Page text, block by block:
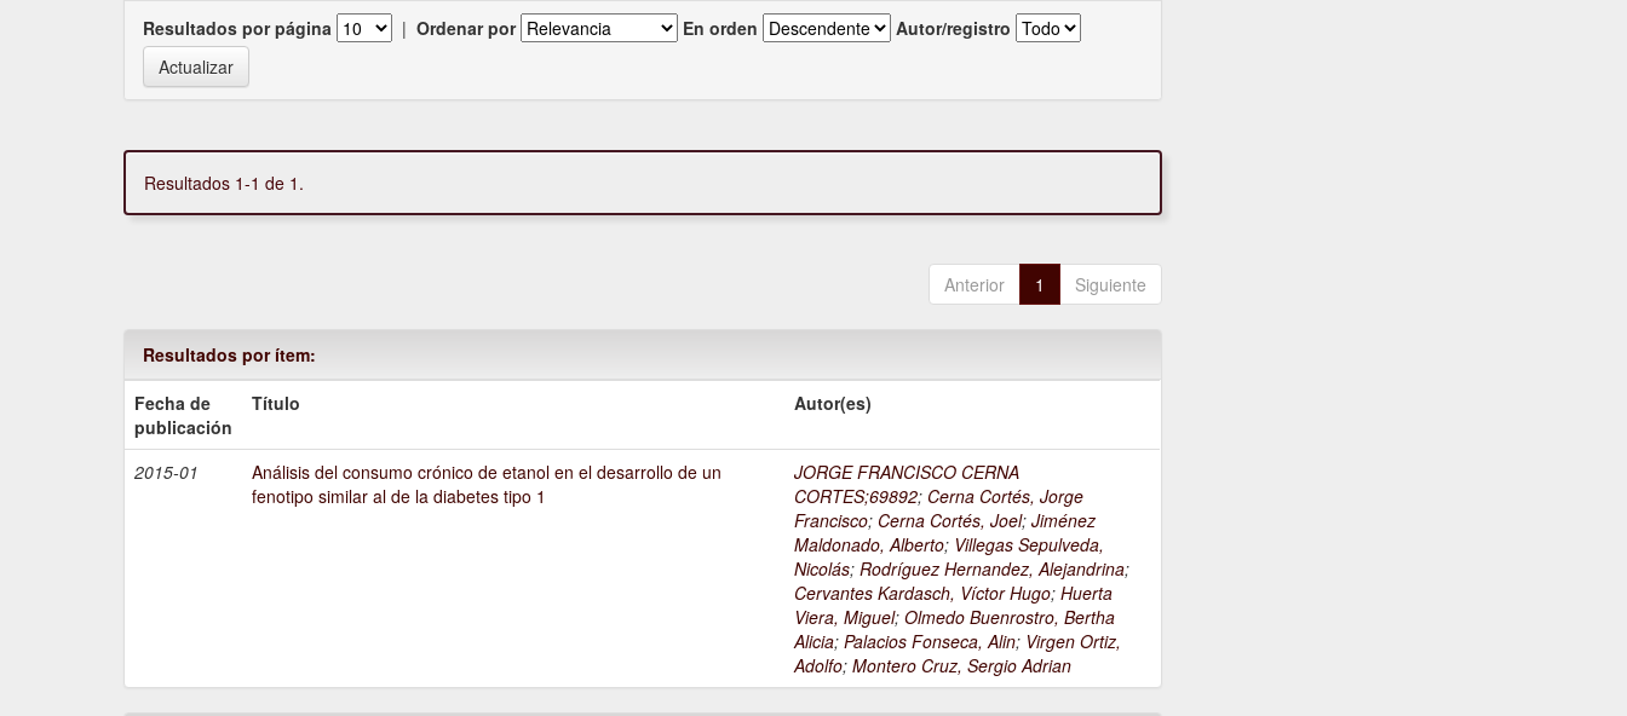
Resultados por página | Ordenar por En orden Autor/registro
Resultados 1-1 de 1.
Anterior 1 Siguiente
Resultados por ítem:
Fecha de
publicación
Título Autor(es)
2015-01
Análisis del consumo crónico de etanol en el desarrollo de un
fenotipo similar al de la diabetes tipo 1
JORGE FRANCISCO CERNA
CORTES;69892; Cerna Cortés, Jorge
Francisco; Cerna Cortés, Joel;Jiménez
Maldonado, Alberto; Villegas Sepulveda,
Nicolás;Rodríguez Hernandez, Alejandrina;
Cervantes Kardasch, Víctor Hugo;Huerta
Viera, Miguel;Olmedo Buenrostro, Bertha
Alicia;Palacios Fonseca, Alin; Virgen Ortiz,
Adolfo;Montero Cruz, Sergio Adrian